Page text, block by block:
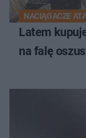
NACIĄGACZE
Latem
na falę